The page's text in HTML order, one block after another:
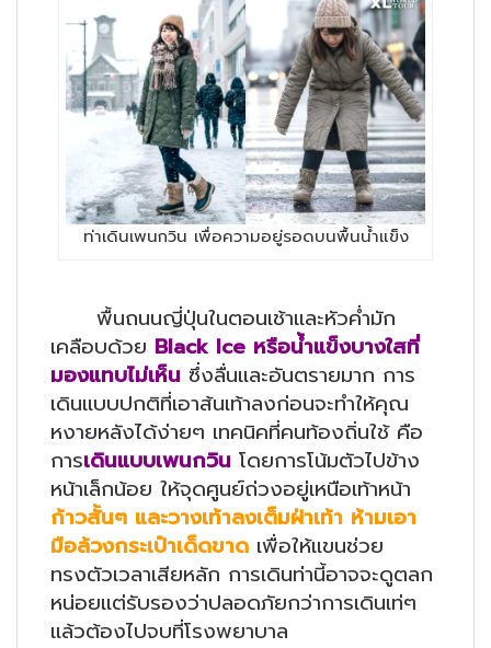
ท่าเดินเพนกวิน เพื่อความอยู่รอดบนพื้นน้ำแข็ง
พื้นถนนญี่ปุ่นในตอนเช้าและหัวค่ำมัก
เคลือบด้วย Black Ice หรือน้ำแข็งบางใสที่
มองแทบไม่เห็น ซึ่งลื่นและอันตรายมาก การ
เดินแบบปกติที่เอาส้นเท้าลงก่อนจะทำให้คุณ
หงายหลังได้ง่ายๆ เทคนิคที่คนท้องถิ่นใช้ คือ
การเดินแบบเพนกวิน โดยการโน้มตัวไปข้าง
หน้าเล็กน้อย ให้จุดศูนย์ถ่วงอยู่เหนือเท้าหน้า
ก้าวสั้นๆ และวางเท้าลงเต็มฝ่าเท้า ห้ามเอา
มือล้วงกระเป๋าเด็ดขาด เพื่อให้แขนช่วย
ทรงตัวเวลาเสียหลัก การเดินท่านี้อาจจะดูตลก
หน่อยแต่รับรองว่าปลอดภัยกว่าการเดินเท่ๆ
แล้วต้องไปจบที่โรงพยาบาล